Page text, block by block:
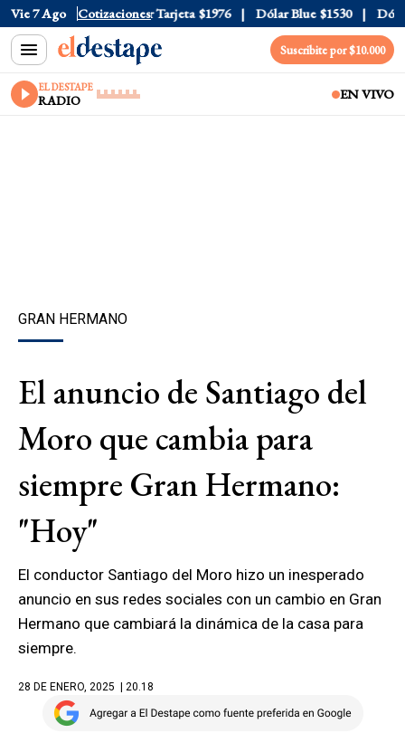
Vie 7 Ago Cotizaciones
$1520 Dólar Tarjeta $1976 Dólar Blue $1530 Dólar
Suscribite por $10.000
EL DESTAPE
RADIO EN VIVO
GRAN HERMANO
El anuncio de Santiago del
Moro que cambia para
siempre Gran Hermano:
"Hoy"
El conductor Santiago del Moro hizo un inesperado
anuncio en sus redes sociales con un cambio en Gran
Hermano que cambiará la dinámica de la casa para
siempre.
28 DE ENERO, 2025 | 20.18